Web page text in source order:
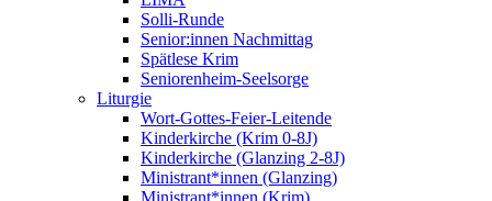
Solli-Runde
Senior:innen Nachmittag
Spätlese Krim
Seniorenheim-Seelsorge
Liturgie
Wort-Gottes-Feier-Leitende
Kinderkirche (Krim 0-8J)
Kinderkirche (Glanzing 2-8J)
Ministrant*innen (Glanzing)
Ministrant*innen (Krim)